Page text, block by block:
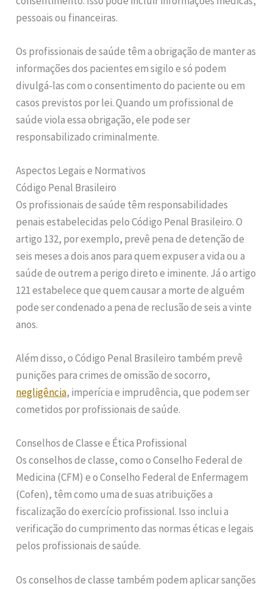
pessoais ou financeiras.
Os profissionais de saúde têm a obrigação de manter as
informações dos pacientes em sigilo e só podem
divulgá-las com o consentimento do paciente ou em
casos previstos por lei. Quando um profissional de
saúde viola essa obrigação, ele pode ser
responsabilizado criminalmente.
Aspectos Legais e Normativos
Código Penal Brasileiro
Os profissionais de saúde têm responsabilidades
penais estabelecidas pelo Código Penal Brasileiro. O
artigo 132, por exemplo, prevê pena de detenção de
seis meses a dois anos para quem expuser a vida ou a
saúde de outrem a perigo direto e iminente. Já o artigo
121 estabelece que quem causar a morte de alguém
pode ser condenado a pena de reclusão de seis a vinte
anos.
Além disso, o Código Penal Brasileiro também prevê
punições para crimes de omissão de socorro,
negligência, imperícia e imprudência, que podem ser
cometidos por profissionais de saúde.
Conselhos de Classe e Ética Profissional
Os conselhos de classe, como o Conselho Federal de
Medicina (CFM) e o Conselho Federal de Enfermagem
(Cofen), têm como uma de suas atribuições a
fiscalização do exercício profissional. Isso inclui a
verificação do cumprimento das normas éticas e legais
pelos profissionais de saúde.
Os conselhos de classe também podem aplicar sanções